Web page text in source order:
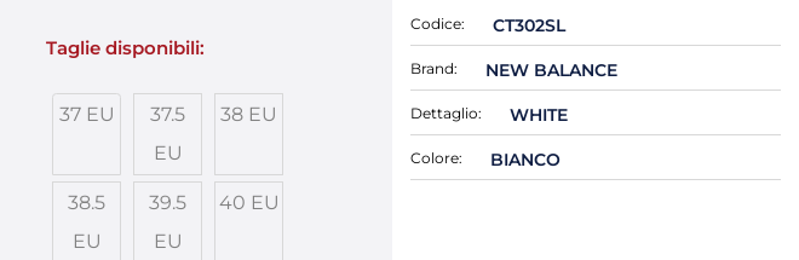
Taglie disponibili:
37 EU
37.5
EU
38 EU
38.5
EU
39.5
EU
40 EU
Codice: CT302SL
Brand: NEW BALANCE
Dettaglio: WHITE
Colore: BIANCO